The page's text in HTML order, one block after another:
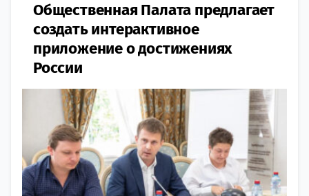
Общественная Палата предлагает
создать интерактивное
приложение о достижениях
России